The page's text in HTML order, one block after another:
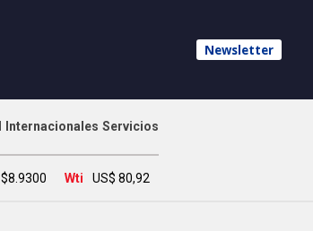
Newsletter
Internacionales Servicios
$8.9300 Wti US$ 80,92